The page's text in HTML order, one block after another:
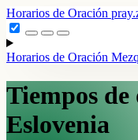
Horarios de Oración
Horarios de Oración
Tiempos
Eslovenia